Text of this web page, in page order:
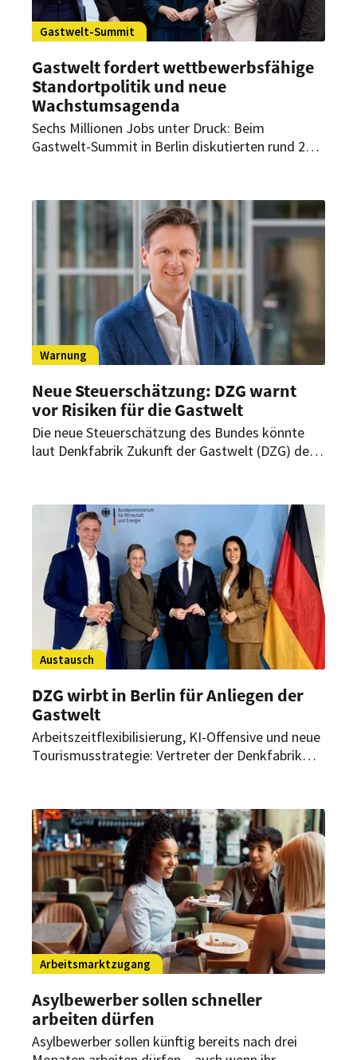
Gastwelt-Summit
Gastwelt fordert wettbewerbsfähige
Standortpolitik und neue
Wachstumsagenda
Sechs Millionen Jobs unter Druck: Beim
Gastwelt-Summit in Berlin diskutierten rund 220
und Maßnahmen zur Stärkung der
Wettbewerbsfähigkeit.
Warnung
Neue Steuerschätzung: DZG warnt
vor Risiken für die Gastwelt
Die neue Steuerschätzung des Bundes könnte
laut Denkfabrik Zukunft der Gastwelt (DZG) den
eine aktive Beteiligung der Branche an der
Steuerdebatte.
Austausch
DZG wirbt in Berlin für Anliegen der
Gastwelt
Arbeitszeitflexibilisierung, KI-Offensive und neue
Tourismusstrategie: Vertreter der Denkfabrik
Bundestag. Dort sprachen sie mit
Spitzenpolitikern über wichtige Anliegen der
Branche.
Arbeitsmarktzugang
Asylbewerber sollen schneller
arbeiten dürfen
Asylbewerber sollen künftig bereits nach drei